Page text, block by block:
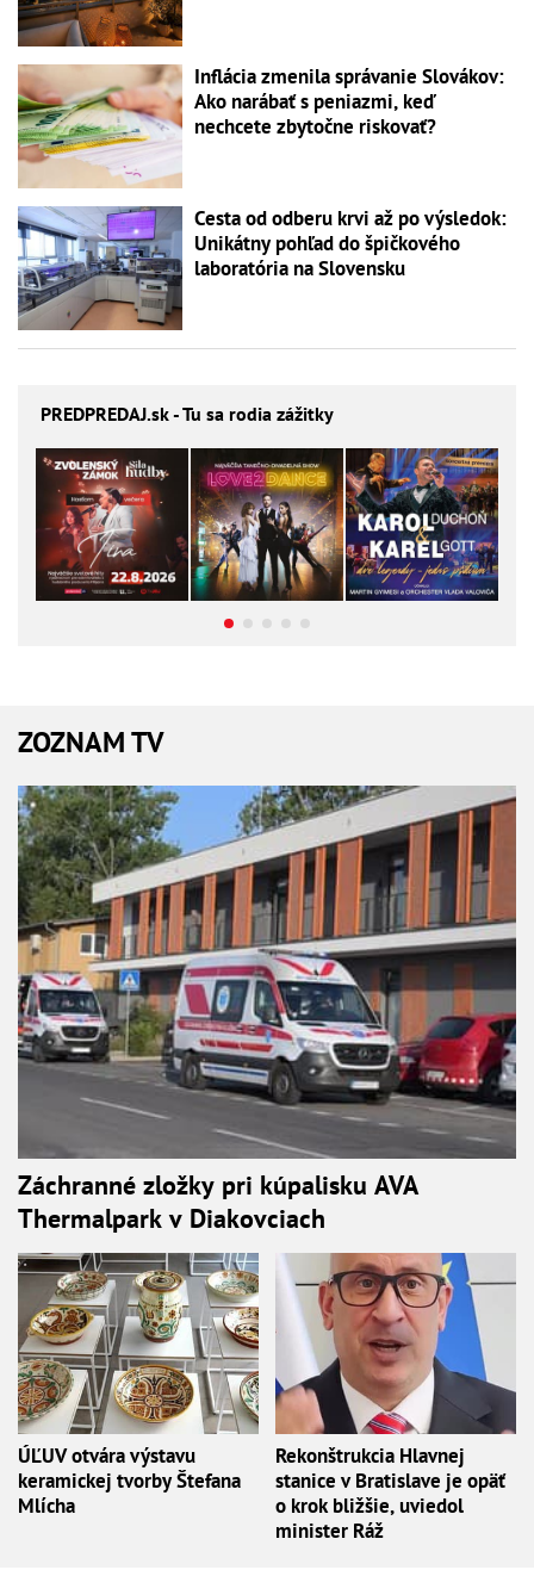
Inflácia zmenila správanie Slovákov:
Ako narábať s peniazmi, keď
nechcete zbytočne riskovať?
Cesta od odberu krvi až po výsledok:
Unikátny pohľad do špičkového
laboratória na Slovensku
PREDPREDAJ.sk - Tu sa rodia zážitky
ZOZNAM TV
Záchranné zložky pri kúpalisku AVA
Thermalpark v Diakovciach
ÚĽUV otvára výstavu
keramickej tvorby Štefana
Mlícha
Rekonštrukcia Hlavnej
stanice v Bratislave je opäť
o krok bližšie, uviedol
minister Ráž